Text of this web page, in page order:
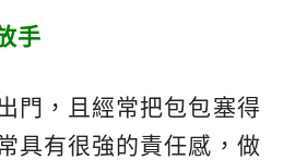
手
門，且經常把包包塞得
具有很強的責任感，做